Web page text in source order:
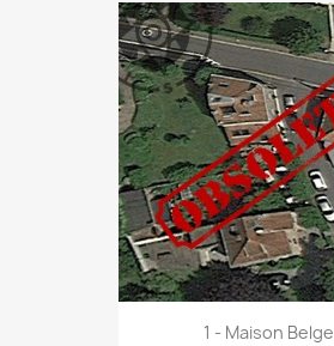
1 - Maison Belge